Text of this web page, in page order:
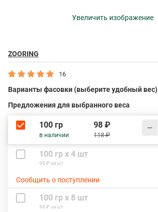
ZOORING
Увеличить изображение
16
Варианты фасовки (выберите удобный вес)
Предложения для выбранного веса
100 гр
в наличии
98 ₽
118 ₽
100 гр х 4 шт
98 ₽ за шт
Сообщить о поступлении
100 гр х 8 шт
98 ₽ за шт